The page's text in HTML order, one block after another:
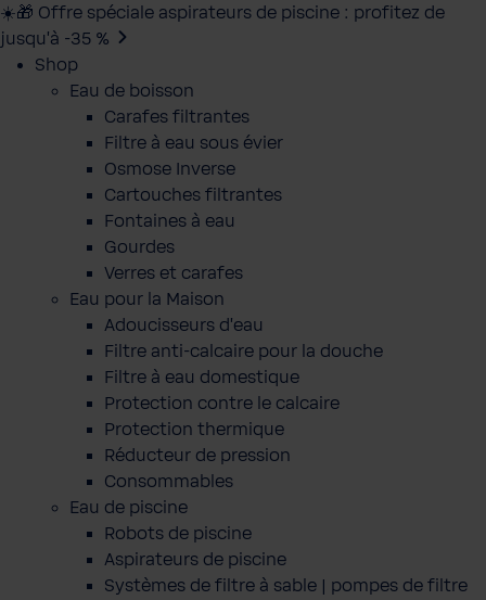
☀️🎁 Offre spéciale aspirateurs de piscine : profitez de
jusqu’à -35 %
Shop
Eau de boisson
Carafes filtrantes
Filtre à eau sous évier
Osmose Inverse
Cartouches filtrantes
Fontaines à eau
Gourdes
Verres et carafes
Eau pour la Maison
Adoucisseurs d'eau
Filtre anti-calcaire pour la douche
Filtre à eau domestique
Protection contre le calcaire
Protection thermique
Réducteur de pression
Consommables
Eau de piscine
Robots de piscine
Aspirateurs de piscine
Systèmes de filtre à sable | pompes de filtre